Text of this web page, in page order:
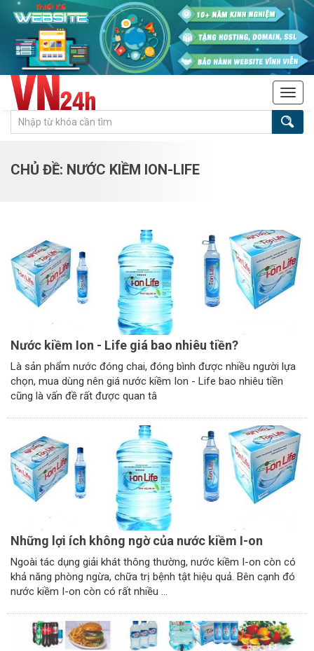
CHỦ ĐỀ: NƯỚC KIỀM ION-LIFE
Nước kiềm Ion - Life giá bao nhiêu tiền?
Là sản phẩm nước đóng chai, đóng bình được nhiều người lựa
chọn, mua dùng nên giá nước kiềm Ion - Life bao nhiêu tiền
cũng là vấn đề rất được quan tâ
Những lợi ích không ngờ của nước kiềm I-on
Ngoài tác dụng giải khát thông thường, nước kiềm I-on còn có
khả năng phòng ngừa, chữa trị bệnh tật hiệu quả. Bên cạnh đó
nước kiềm I-on còn có rất nhiều ...